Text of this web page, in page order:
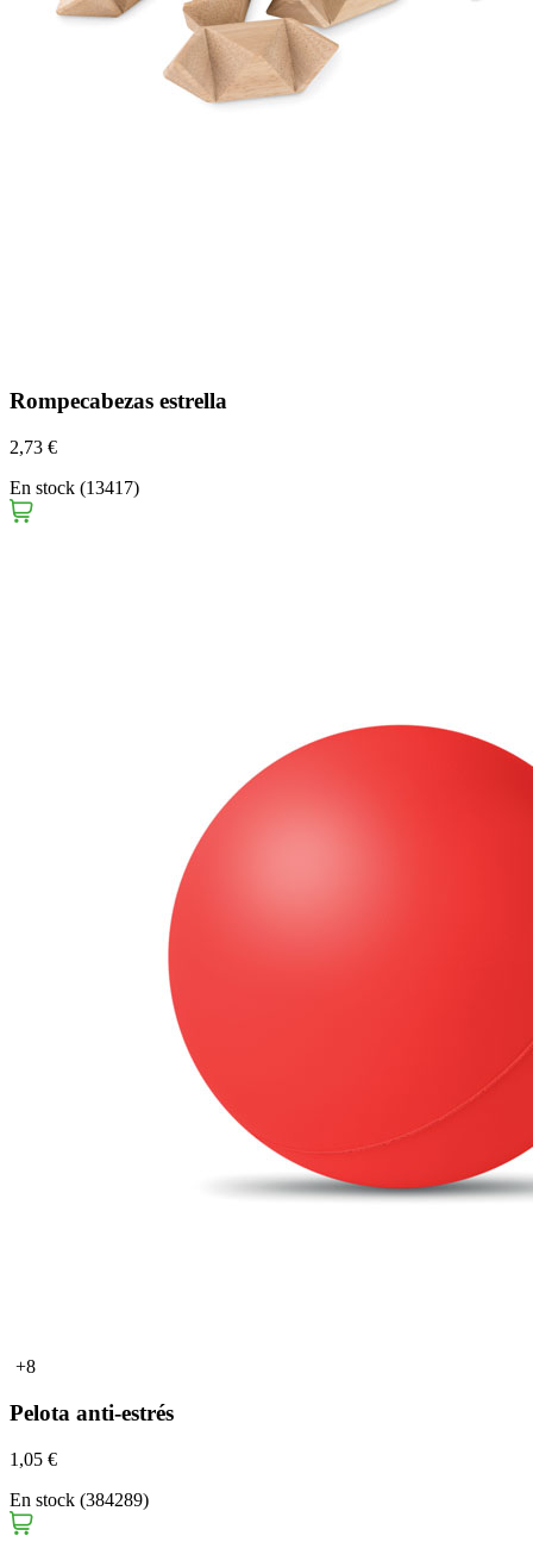
Rompecabezas estrella
2,73 €
En stock (13417)
+8
Pelota anti-estrés
1,05 €
En stock (384289)